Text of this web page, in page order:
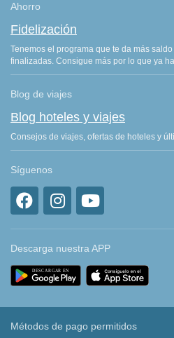
Ahorro
Fidelización
Tenemos el programa que te da más
finalizadas. Consigue más por lo que ya
Blog de viajes
Blog hoteles y viajes
Consejos de viajes, ofertas de hoteles y
Síguenos
Descarga nuestra APP
Métodos de pago permitidos